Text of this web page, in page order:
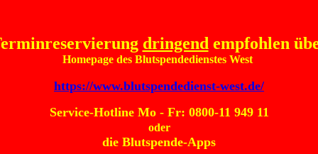
dringend empfohlen
Homepage des Blutspendedienstes West
https://www.blutspendedienst-west.de/
Service-Hotline Mo - Fr: 0800-11 949 11
oder
die Blutspende-Apps